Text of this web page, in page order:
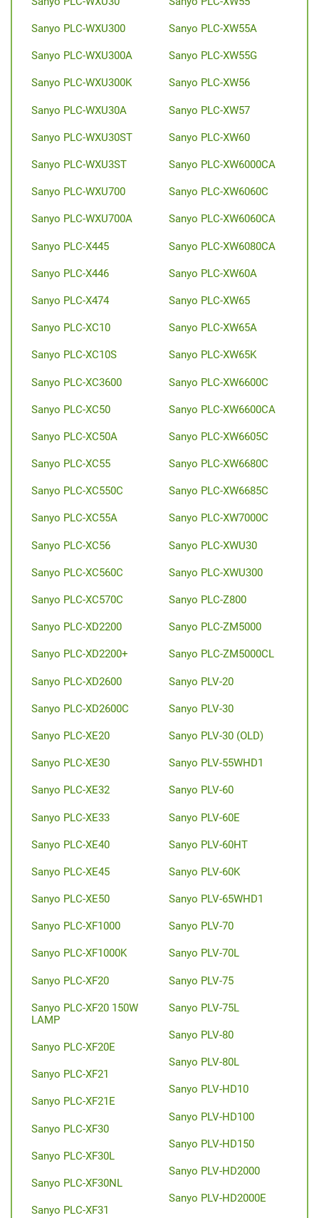
Sanyo PLC-WXU300
Sanyo PLC-WXU300A
Sanyo PLC-WXU300K
Sanyo PLC-WXU30A
Sanyo PLC-WXU30ST
Sanyo PLC-WXU3ST
Sanyo PLC-WXU700
Sanyo PLC-WXU700A
Sanyo PLC-X445
Sanyo PLC-X446
Sanyo PLC-X474
Sanyo PLC-XC10
Sanyo PLC-XC10S
Sanyo PLC-XC3600
Sanyo PLC-XC50
Sanyo PLC-XC50A
Sanyo PLC-XC55
Sanyo PLC-XC550C
Sanyo PLC-XC55A
Sanyo PLC-XC56
Sanyo PLC-XC560C
Sanyo PLC-XC570C
Sanyo PLC-XD2200
Sanyo PLC-XD2200+
Sanyo PLC-XD2600
Sanyo PLC-XD2600C
Sanyo PLC-XE20
Sanyo PLC-XE30
Sanyo PLC-XE32
Sanyo PLC-XE33
Sanyo PLC-XE40
Sanyo PLC-XE45
Sanyo PLC-XE50
Sanyo PLC-XF1000
Sanyo PLC-XF1000K
Sanyo PLC-XF20
Sanyo PLC-XF20 150W
LAMP
Sanyo PLC-XF20E
Sanyo PLC-XF21
Sanyo PLC-XF21E
Sanyo PLC-XF30
Sanyo PLC-XF30L
Sanyo PLC-XF30NL
Sanyo PLC-XF31
Sanyo PLC-XW55A
Sanyo PLC-XW55G
Sanyo PLC-XW56
Sanyo PLC-XW57
Sanyo PLC-XW60
Sanyo PLC-XW6000CA
Sanyo PLC-XW6060C
Sanyo PLC-XW6060CA
Sanyo PLC-XW6080CA
Sanyo PLC-XW60A
Sanyo PLC-XW65
Sanyo PLC-XW65A
Sanyo PLC-XW65K
Sanyo PLC-XW6600C
Sanyo PLC-XW6600CA
Sanyo PLC-XW6605C
Sanyo PLC-XW6680C
Sanyo PLC-XW6685C
Sanyo PLC-XW7000C
Sanyo PLC-XWU30
Sanyo PLC-XWU300
Sanyo PLC-Z800
Sanyo PLC-ZM5000
Sanyo PLC-ZM5000CL
Sanyo PLV-20
Sanyo PLV-30
Sanyo PLV-30 (OLD)
Sanyo PLV-55WHD1
Sanyo PLV-60
Sanyo PLV-60E
Sanyo PLV-60HT
Sanyo PLV-60K
Sanyo PLV-65WHD1
Sanyo PLV-70
Sanyo PLV-70L
Sanyo PLV-75
Sanyo PLV-75L
Sanyo PLV-80
Sanyo PLV-80L
Sanyo PLV-HD10
Sanyo PLV-HD100
Sanyo PLV-HD150
Sanyo PLV-HD2000
Sanyo PLV-HD2000E